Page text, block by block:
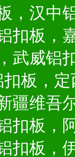
，汉中
扣板，
武威铝
板，
疆维吾
扣板，
扣板，